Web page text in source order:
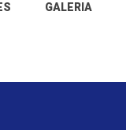
GALERIA